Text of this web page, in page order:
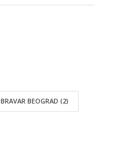
BRAVAR BEOGRAD (2)